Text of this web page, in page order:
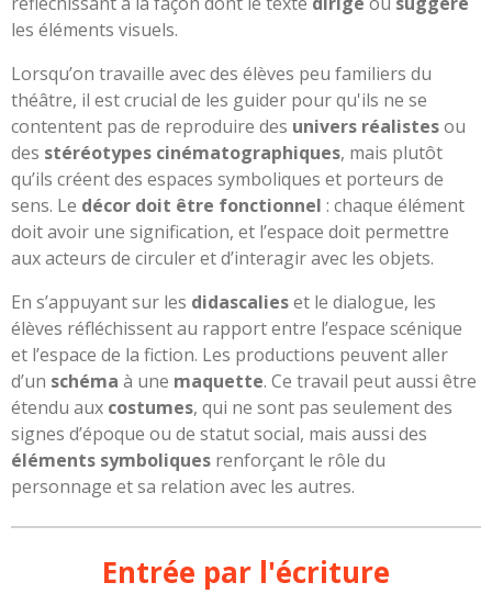
les éléments visuels.
Lorsqu’on travaille avec des élèves peu familiers du
théâtre, il est crucial de les guider pour qu'ils ne se
contentent pas de reproduire des univers réalistesou
des stéréotypes cinématographiques, mais plutôt
qu’ils créent des espaces symboliques et porteurs de
sens. Le décor doit être fonctionnel : chaque élément
doit avoir une signification, et l’espace doit permettre
aux acteurs de circuler et d’interagir avec les objets.
En s’appuyant sur les didascalieset le dialogue, les
élèves réfléchissent au rapport entre l’espace scénique
et l’espace de la fiction. Les productions peuvent aller
d’un schéma à une maquette. Ce travail peut aussi être
étendu aux costumes, qui ne sont pas seulement des
signes d’époque ou de statut social, mais aussi des
éléments symboliques renforçant le rôle du
personnage et sa relation avec les autres.
Entrée par l'écriture